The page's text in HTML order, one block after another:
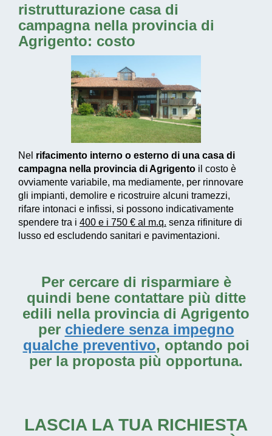
ristrutturazione casa di
campagna nella provincia di
Agrigento: costo
Nel rifacimento interno o esterno di una casa di
campagna nella provincia di Agrigento il costo è
ovviamente variabile, ma mediamente, per rinnovare
gli impianti, demolire e ricostruire alcuni tramezzi,
rifare intonaci e infissi, si possono indicativamente
spendere tra i 400 e i 750 € al m.q. senza rifiniture di
lusso ed escludendo sanitari e pavimentazioni.
Per cercare di risparmiare è
quindi bene contattare più ditte
edili nella provincia di Agrigento
per chiedere senza impegno
qualche preventivo, optando poi
per la proposta più opportuna.
LASCIA LA TUA RICHIESTA